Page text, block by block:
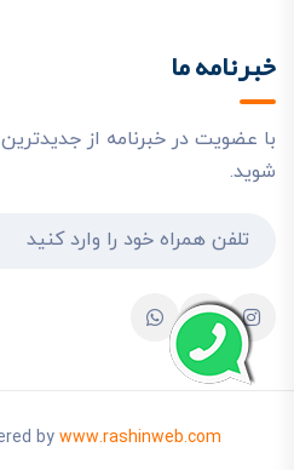
خبرنامه ما
با عضویت در خبرنامه از
شوید.
by www.rashinweb.com